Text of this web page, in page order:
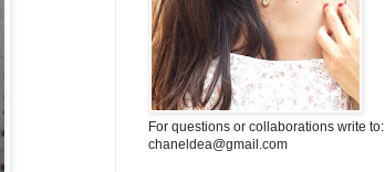
For questions or collaborations write to:
chaneldea@gmail.com